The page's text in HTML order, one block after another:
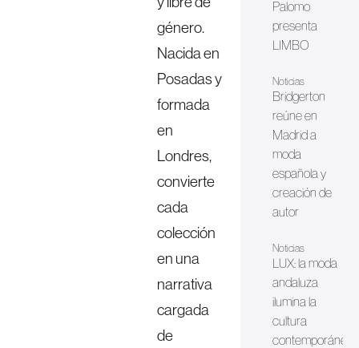
género.
Nacida en
Posadas y
formada
en
Londres,
convierte
cada
colección
en una
narrativa
cargada
de
Palomo
presenta
LIMBO
Noticias
Bridgerton
reúne en
Madrid a
moda
española y
creación de
autor
Noticias
LUX: la moda
andaluza
ilumina la
cultura
contemporánea